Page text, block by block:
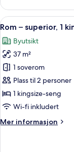
–
superior
Åpne
alle
bildene
av
Rom
–
superior,
1
seng,
6
Rom – superior, 1
Byutsikt
37 m²
1 soverom
Plass til 2 personer
1 kingsize-seng
Wi-fi inkludert
Mer informasjon
Mer